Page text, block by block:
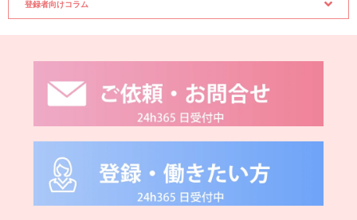
登録者向けコラム